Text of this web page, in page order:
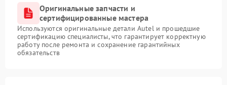
Оригинальные запчасти и
сертифицированные мастера
Используются оригинальные детали Autel и прошедшие
сертификацию специалисты, что гарантирует корректную
работу после ремонта и сохранение гарантийных
обязательств